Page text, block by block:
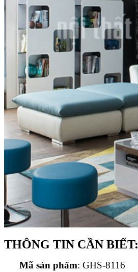
THÔNG TIN CẦN BIẾT:
Mã sản phẩm: GHS-8116